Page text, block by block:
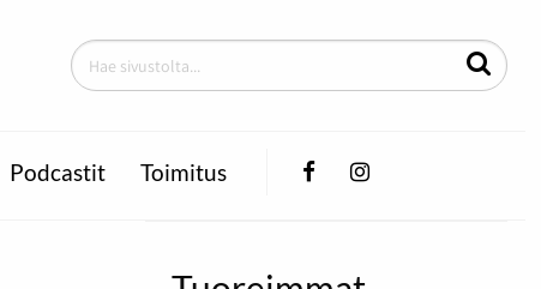
Podcastit Toimitus FacebookInstagram